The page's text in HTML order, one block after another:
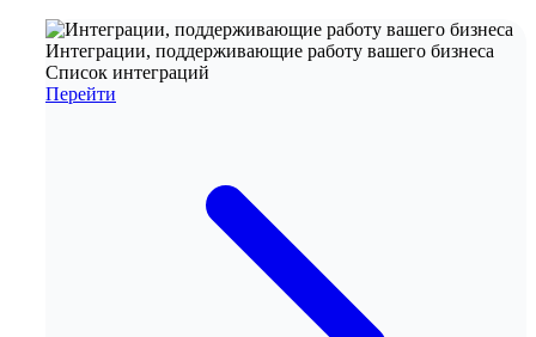
Интеграции, поддерживающие работу вашего бизнеса
Список интеграций
Перейти